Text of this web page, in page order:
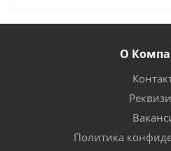
О
Политика